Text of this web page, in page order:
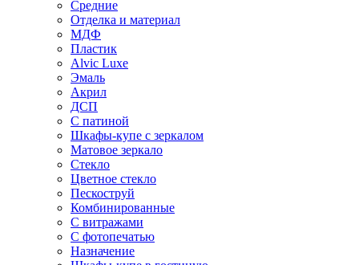
Средние
Отделка и материал
МДФ
Пластик
Alvic Luxe
Эмаль
Акрил
ДСП
С патиной
Шкафы-купе с зеркалом
Матовое зеркало
Стекло
Цветное стекло
Пескоструй
Комбинированные
С витражами
С фотопечатью
Назначение